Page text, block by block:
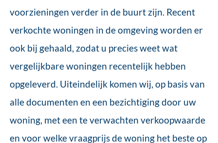
voorzieningen verder in de buurt zijn. Recent
verkochte woningen in de omgeving worden er
ook bij gehaald, zodat u precies weet wat
vergelijkbare woningen recentelijk hebben
opgeleverd. Uiteindelijk komen wij, op basis van
alle documenten en een bezichtiging door uw
woning, met een te verwachten verkoopwaarde
en voor welke vraagprijs de woning het beste op